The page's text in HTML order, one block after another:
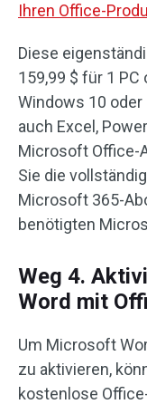
Ihren Office-
Diese
159,99 $ für 1
Windows 10 oder
auch Excel,
Microsoft Office-
Sie die
Microsoft 365-
benötigten
Weg 4.
Word mit
Um Microsoft
zu aktivieren,
kostenlose